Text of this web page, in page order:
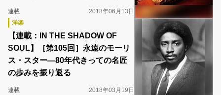
連載
2018年06月13日
洋楽
【連載：IN THE SHADOW OF
SOUL】［第105回］永遠のモーリ
ス・スター―80年代きっての名匠
の歩みを振り返る
連載
2018年03月19日